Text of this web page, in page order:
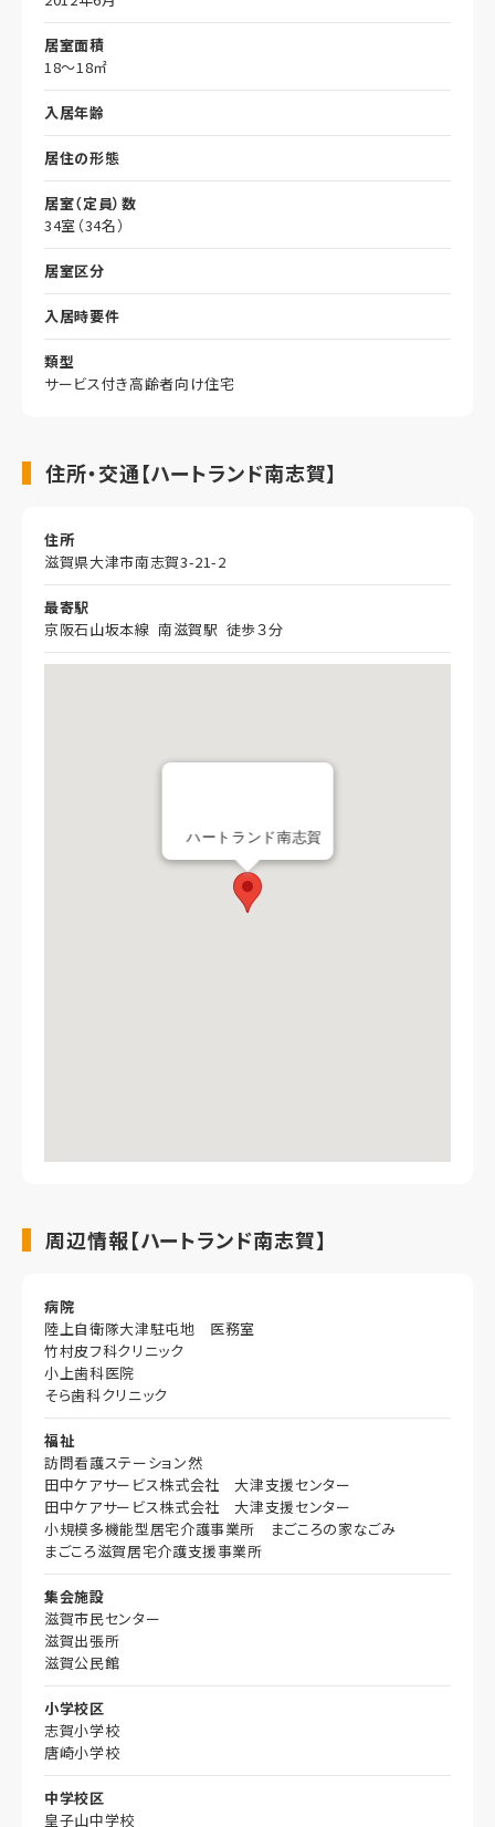
居室面積
18～18㎡
入居年齢
居住の形態
居室（定員）数
34室（34名）
居室区分
入居時要件
類型
サービス付き高齢者向け住宅
住所・交通【ハートランド南志賀】
住所
滋賀県大津市南志賀3-21-2
最寄駅
京阪石山坂本線 南滋賀駅 徒歩３分
ハートランド南志賀
周辺情報【ハートランド南志賀】
病院
陸上自衛隊大津駐屯地 医務室
竹村皮フ科クリニック
小上歯科医院
そら歯科クリニック
福祉
訪問看護ステーション然
田中ケアサービス株式会社 大津支援センター
田中ケアサービス株式会社 大津支援センター
小規模多機能型居宅介護事業所 まごころの家なごみ
まごころ滋賀居宅介護支援事業所
集会施設
滋賀市民センター
滋賀出張所
滋賀公民館
小学校区
志賀小学校
唐崎小学校
中学校区
皇子山中学校